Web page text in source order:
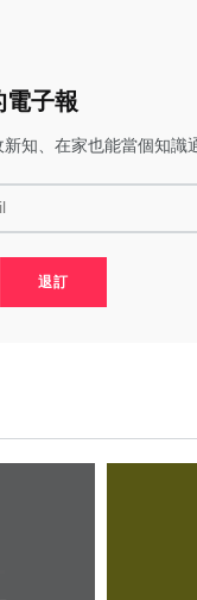
電子報
知、在家也能當個知識
退訂